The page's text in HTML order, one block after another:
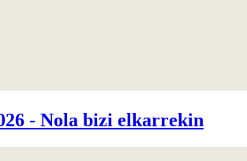
- Nola bizi elkarrekin